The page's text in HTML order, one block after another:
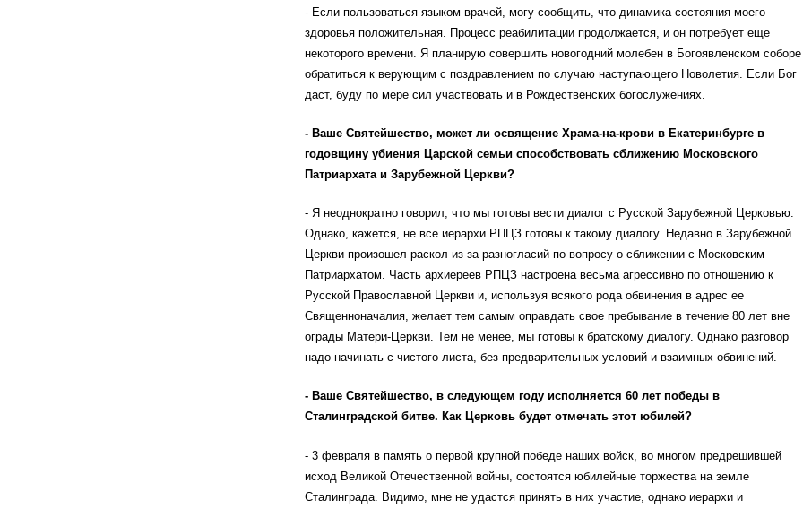
- Если пользоваться языком врачей, могу сообщить, что динамика состояния моего
здоровья положительная. Процесс реабилитации продолжается, и он потребует еще
некоторого времени. Я планирую совершить новогодний молебен в Богоявленском
обратиться к верующим с поздравлением по случаю наступающего Новолетия. Если Бог
даст, буду по мере сил участвовать и в Рождественских богослужениях.
- Ваше Святейшество, может ли освящение Храма-на-крови в Екатеринбурге в
годовщину убиения Царской семьи способствовать сближению Московского
Патриархата и Зарубежной Церкви?
- Я неоднократно говорил, что мы готовы вести диалог с Русской Зарубежной Церковью.
Однако, кажется, не все иерархи РПЦЗ готовы к такому диалогу. Недавно в Зарубежной
Церкви произошел раскол из-за разногласий по вопросу о сближении с Московским
Патриархатом. Часть архиереев РПЦЗ настроена весьма агрессивно по отношению к
Русской Православной Церкви и, используя всякого рода обвинения в адрес ее
Священноначалия, желает тем самым оправдать свое пребывание в течение 80 лет вне
ограды Матери-Церкви. Тем не менее, мы готовы к братскому диалогу. Однако разговор
надо начинать с чистого листа, без предварительных условий и взаимных обвинений.
- Ваше Святейшество, в следующем году исполняется 60 лет победы в
Сталинградской битве. Как Церковь будет отмечать этот юбилей?
- 3 февраля в память о первой крупной победе наших войск, во многом предрешившей
исход Великой Отечественной войны, состоятся юбилейные торжества на земле
Сталинграда. Видимо, мне не удастся принять в них участие, однако иерархи и